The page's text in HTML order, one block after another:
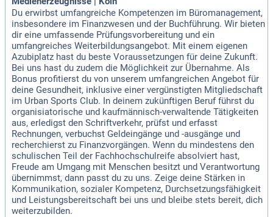
Du erwirbst umfangreiche Kompetenzen im Büromanagement,
insbesondere im Finanzwesen und der Buchführung. Wir bieten
dir eine umfassende Prüfungsvorbereitung und ein
umfangreiches Weiterbildungsangebot. Mit einem eigenen
Azubiplatz hast du beste Voraussetzungen für deine Zukunft.
Bei uns hast du zudem die Möglichkeit zur Übernahme. Als
Bonus profitierst du von unserem umfangreichen Angebot für
deine Gesundheit, inklusive einer vergünstigten Mitgliedschaft
im Urban Sports Club. In deinem zukünftigen Beruf führst du
organisiatorische und kaufmännisch-verwaltende Tätigkeiten
aus, erledigst den Schriftverkehr, prüfst und erfasst
Rechnungen, verbuchst Geldeingänge und -ausgänge und
recherchierst zu Finanzvorgängen. Wenn du mindestens den
schulischen Teil der Fachhochschulreife absolviert hast,
Freude am Umgang mit Menschen besitzt und Verantwortung
übernimmst, dann passt du zu uns. Zeige deine Stärken in
Kommunikation, sozialer Kompetenz, Durchsetzungsfähigkeit
und Leistungsbereitschaft bei uns und bleibe stets bereit, dich
weiterzubilden.